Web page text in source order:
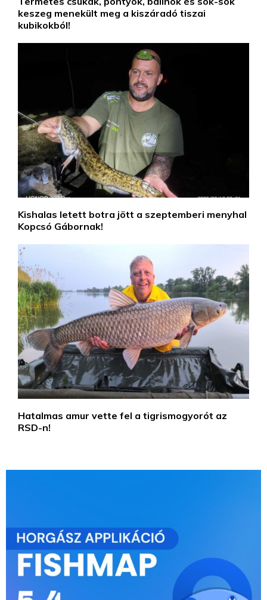
keszeg menekült meg a kiszáradó tiszai
kubikokból!
Kishalas letett botra jött a szeptemberi menyhal
Kopcsó Gábornak!
Hatalmas amur vette fel a tigrismogyorót az
RSD-n!